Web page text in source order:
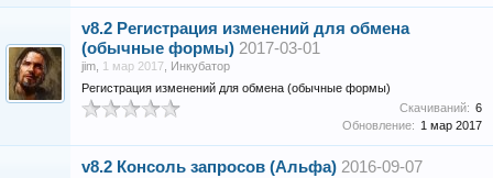
v8.2 Регистрация изменений для обмена
(обычные формы) 2017-03-01
jim 1 мар 2017 Инкубатор
Регистрация изменений для обмена (обычные формы)
Скачиваний: 6
Обновление: 1 мар 2017
v8.2 Консоль запросов (Альфа) 2016-09-07